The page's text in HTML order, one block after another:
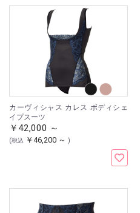
カーヴィシャス カレス ボディシェ
イプスーツ
￥42,000 ～
(税込 ￥46,200 ～ )